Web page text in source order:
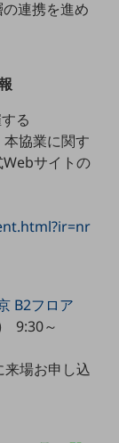
で開きます
連携を進め
る
協業に関す
サイトの
B2フロア
9:30～
場お申し込